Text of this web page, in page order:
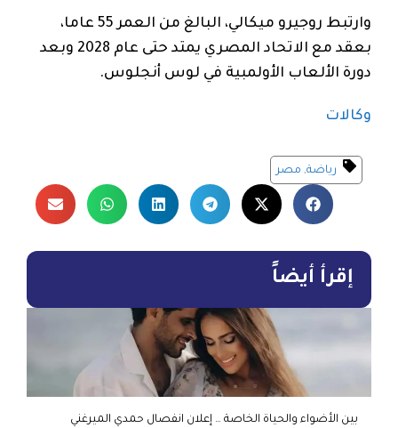
وارتبط روجيرو ميكالي، البالغ من العمر 55 عاما،
بعقد مع الاتحاد المصري يمتد حتى عام 2028 وبعد
دورة الألعاب الأولمبية في لوس أنجلوس.
وكالات
رياضة, مصر
إقرأ أيضاً
بين الأضواء والحياة الخاصة … إعلان انفصال حمدي الميرغني